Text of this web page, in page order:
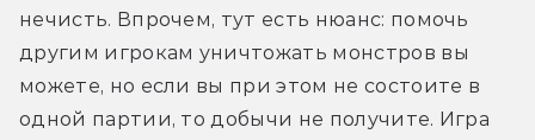
нечисть. Впрочем, тут есть нюанс: помочь
другим игрокам уничтожать монстров вы
можете, но если вы при этом не состоите в
одной партии, то добычи не получите. Игра